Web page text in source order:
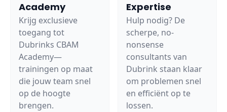
Academy
Krijg exclusieve
toegang tot
Dubrinks CBAM
Academy—
trainingen op maat
die jouw team snel
op de hoogte
brengen.
Expertise
Hulp nodig? De
scherpe, no-
nonsense
consultants van
Dubrink staan klaar
om problemen snel
en efficiënt op te
lossen.